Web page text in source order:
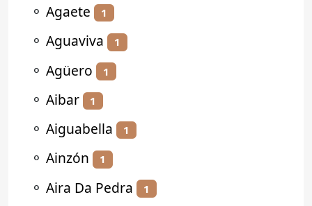
⚬ Agaete 1
⚬ Aguaviva 1
⚬ Agüero 1
⚬ Aibar 1
⚬ Aiguabella 1
⚬ Ainzón 1
⚬ Aira Da Pedra 1